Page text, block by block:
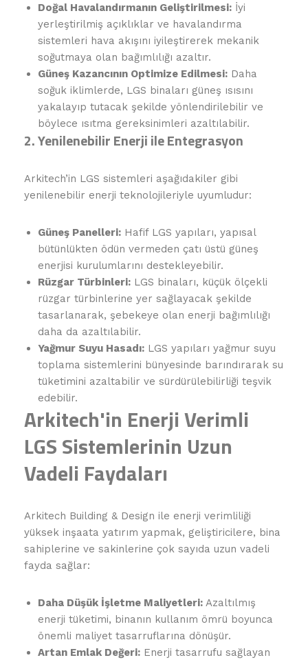
Doğal Havalandırmanın Geliştirilmesi: İyi
yerleştirilmiş açıklıklar ve havalandırma
sistemleri hava akışını iyileştirerek mekanik
soğutmaya olan bağımlılığı azaltır.
Güneş Kazancının Optimize Edilmesi: Daha
soğuk iklimlerde, LGS binaları güneş ısısını
yakalayıp tutacak şekilde yönlendirilebilir ve
böylece ısıtma gereksinimleri azaltılabilir.
2. Yenilenebilir Enerji ile Entegrasyon
Arkitech’in LGS sistemleri aşağıdakiler gibi
yenilenebilir enerji teknolojileriyle uyumludur:
Güneş Panelleri: Hafif LGS yapıları, yapısal
bütünlükten ödün vermeden çatı üstü güneş
enerjisi kurulumlarını destekleyebilir.
Rüzgar Türbinleri: LGS binaları, küçük ölçekli
rüzgar türbinlerine yer sağlayacak şekilde
tasarlanarak, şebekeye olan enerji bağımlılığı
daha da azaltılabilir.
Yağmur Suyu Hasadı: LGS yapıları yağmur suyu
toplama sistemlerini bünyesinde barındırarak su
tüketimini azaltabilir ve sürdürülebilirliği teşvik
edebilir.
Arkitech'in Enerji Verimli
LGS Sistemlerinin Uzun
Vadeli Faydaları
Arkitech Building & Design ile enerji verimliliği
yüksek inşaata yatırım yapmak, geliştiricilere, bina
sahiplerine ve sakinlerine çok sayıda uzun vadeli
fayda sağlar:
Daha Düşük İşletme Maliyetleri: Azaltılmış
enerji tüketimi, binanın kullanım ömrü boyunca
önemli maliyet tasarruflarına dönüşür.
Artan Emlak Değeri: Enerji tasarrufu sağlayan